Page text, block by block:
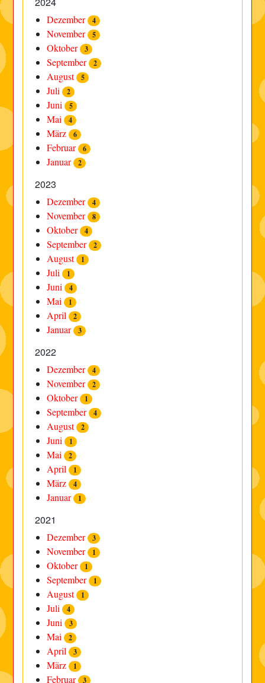
Dezember 4
November 5
Oktober 3
September 2
August 5
Juli 2
Juni 5
Mai 4
März 6
Februar 6
Januar 2
2023
Dezember 4
November 8
Oktober 4
September 2
August 1
Juli 1
Juni 4
Mai 1
April 2
Januar 3
2022
Dezember 4
November 2
Oktober 1
September 4
August 2
Juni 1
Mai 2
April 1
März 4
Januar 1
2021
Dezember 3
November 1
Oktober 1
September 1
August 1
Juli 4
Juni 3
Mai 2
April 3
März 1
Februar 3